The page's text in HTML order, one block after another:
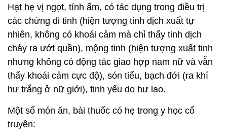
Hạt hẹ vị ngọt, tính ấm, có tác dụng trong điều trị
các chứng di tinh (hiện tượng tinh dịch xuất tự
nhiên, không có khoái cảm mà chỉ thấy tinh dịch
chảy ra ướt quần), mộng tinh (hiện tượng xuất tinh
nhưng không có động tác giao hợp nam nữ và vẫn
thấy khoái cảm cực độ), són tiểu, bạch đới (ra khí
hư trắng ở nữ giới), tinh yếu do hư lao.
Một số món ăn, bài thuốc có hẹ trong y học cổ
truyền: